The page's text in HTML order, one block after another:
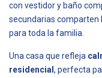
con vestidor y baño
secundarias comparten
para toda la familia.
Una casa que refleja
residencial , perfecta